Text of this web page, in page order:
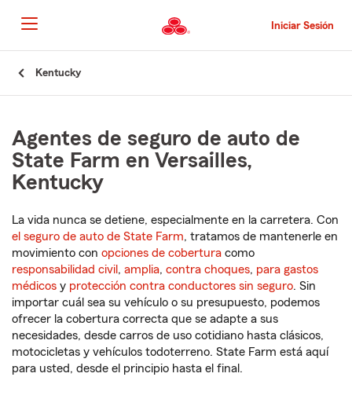
al
contenido
principal
Iniciar Sesión
Kentucky
Agentes de seguro de auto de
State Farm en Versailles,
Kentucky
La vida nunca se detiene, especialmente en la carretera. Con
el seguro de auto de State Farm, tratamos de mantenerle en
movimiento con opciones de cobertura como
responsabilidad civil , amplia, contra choques, para gastos
médicos y protección contra conductores sin seguro. Sin
importar cuál sea su vehículo o su presupuesto, podemos
ofrecer la cobertura correcta que se adapte a sus
necesidades, desde carros de uso cotidiano hasta clásicos,
motocicletas y vehículos todoterreno. State Farm está aquí
para usted, desde el principio hasta el final.